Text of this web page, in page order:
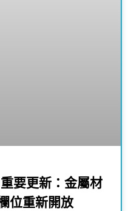
要更新：金屬材
位重新開放